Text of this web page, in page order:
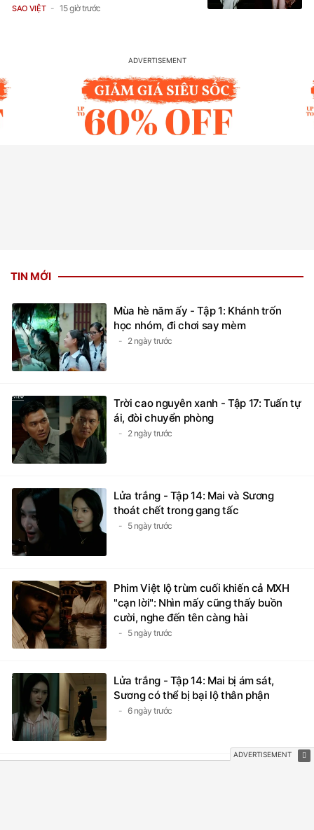
SAO VIỆT 15 giờ trước
TIN MỚI
Mùa hè năm ấy - Tập 1: Khánh trốn
học nhóm, đi chơi say mèm
2 ngày trước
Trời cao nguyên xanh - Tập 17: Tuấn tự
ái, đòi chuyển phòng
2 ngày trước
Lửa trắng - Tập 14: Mai và Sương
thoát chết trong gang tấc
5 ngày trước
Phim Việt lộ trùm cuối khiến cả MXH
"cạn lời": Nhìn mấy cũng thấy buồn
cười, nghe đến tên càng hài
5 ngày trước
Lửa trắng - Tập 14: Mai bị ám sát,
Sương có thể bị bại lộ thân phận
6 ngày trước